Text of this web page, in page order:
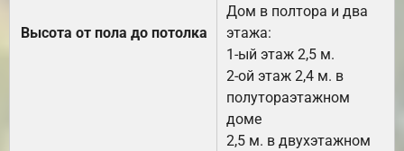
Высота от пола до потолка
Дом в полтора и два
этажа:
1-ый этаж 2,5 м.
2-ой этаж 2,4 м. в
полутораэтажном
доме
2,5 м. в двухэтажном